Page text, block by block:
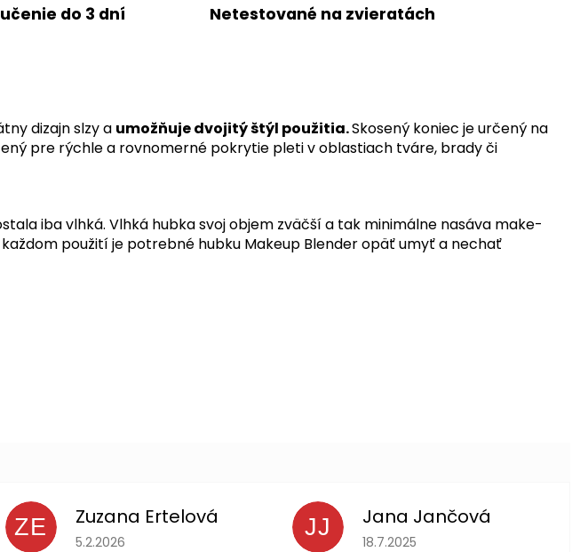
do 3 dní Netestované na zvieratách
dizajn slzy a umožňuje dvojitý štýl použitia.Skosený koniec je určený na
pre rýchle a rovnomerné pokrytie pleti v oblastiach tváre, brady či
iba vlhká. Vlhká hubka svoj objem zväčší a tak minimálne nasáva make-
každom použití je potrebné hubku Makeup Blender opäť umyť a nechať
ZE Zuzana Ertelová
Hodnotenie obchodu je 5 z 5 hviezdičiek.
5.2.2026
JJ Jana Jančová
Hodnotenie obchodu je 5 z 5
18.7.2025